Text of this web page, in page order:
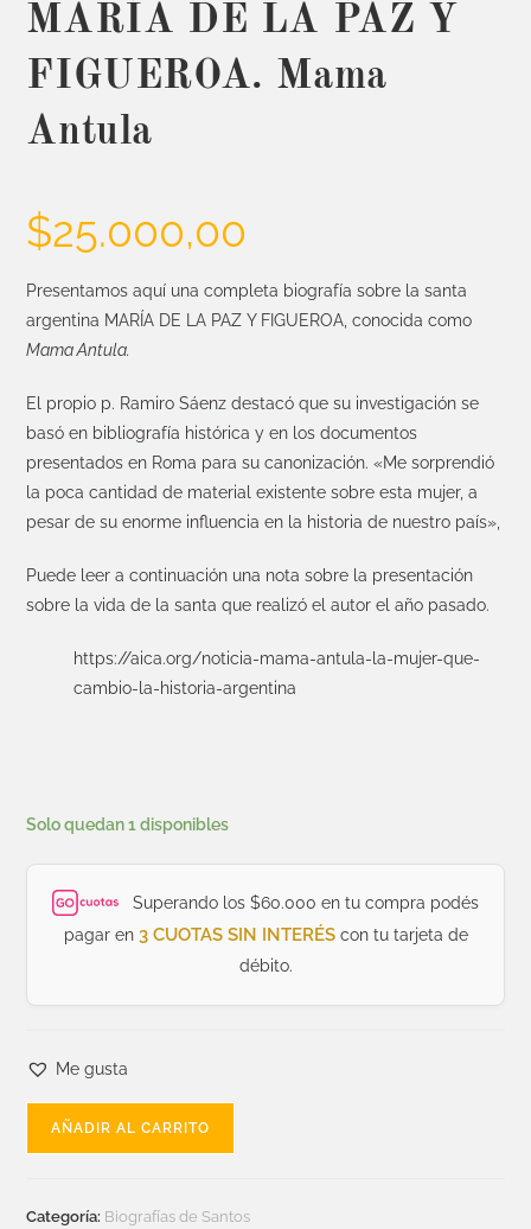
MARÍA DE LA PAZ Y
FIGUEROA. Mama
Antula
$25.000,00
Presentamos aquí una completa biografía sobre la santa
argentina MARÍA DE LA PAZ Y FIGUEROA, conocida como
Mama Antula.
El propio p. Ramiro Sáenz destacó que su investigación se
basó en bibliografía histórica y en los documentos
presentados en Roma para su canonización. «Me sorprendió
la poca cantidad de material existente sobre esta mujer, a
pesar de su enorme influencia en la historia de nuestro país»,
Puede leer a continuación una nota sobre la presentación
sobre la vida de la santa que realizó el autor el año pasado.
https://aica.org/noticia-mama-antula-la-mujer-que-
cambio-la-historia-argentina
Solo quedan 1 disponibles
Superando los $60.000 en tu compra podés
pagar en 3 CUOTAS SIN INTERÉScon tu tarjeta de
débito.
Me gusta
AÑADIR AL CARRITO
Categoría: Biografías de Santos